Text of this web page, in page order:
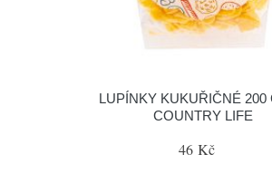
LUPÍNKY KUKUŘIČNÉ 200
COUNTRY LIFE
46 Kč